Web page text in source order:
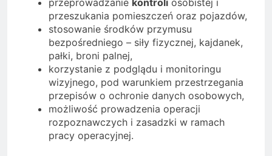
przeszukania pomieszczeń oraz pojazdów,
stosowanie środków przymusu
bezpośredniego – siły fizycznej, kajdanek,
pałki, broni palnej,
korzystanie z podglądu i monitoringu
wizyjnego, pod warunkiem przestrzegania
przepisów o ochronie danych osobowych,
możliwość prowadzenia operacji
rozpoznawczych i zasadzki w ramach
pracy operacyjnej.